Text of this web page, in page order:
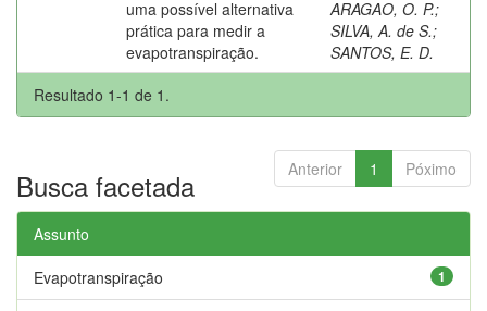
uma possível alternativa
prática para medir a
evapotranspiração.
ARAGAO, O. P.;
SILVA, A. de S.;
SANTOS, E. D.
Resultado 1-1 de 1.
Anterior 1 Póximo
Busca facetada
Assunto
1
Evapotranspiração